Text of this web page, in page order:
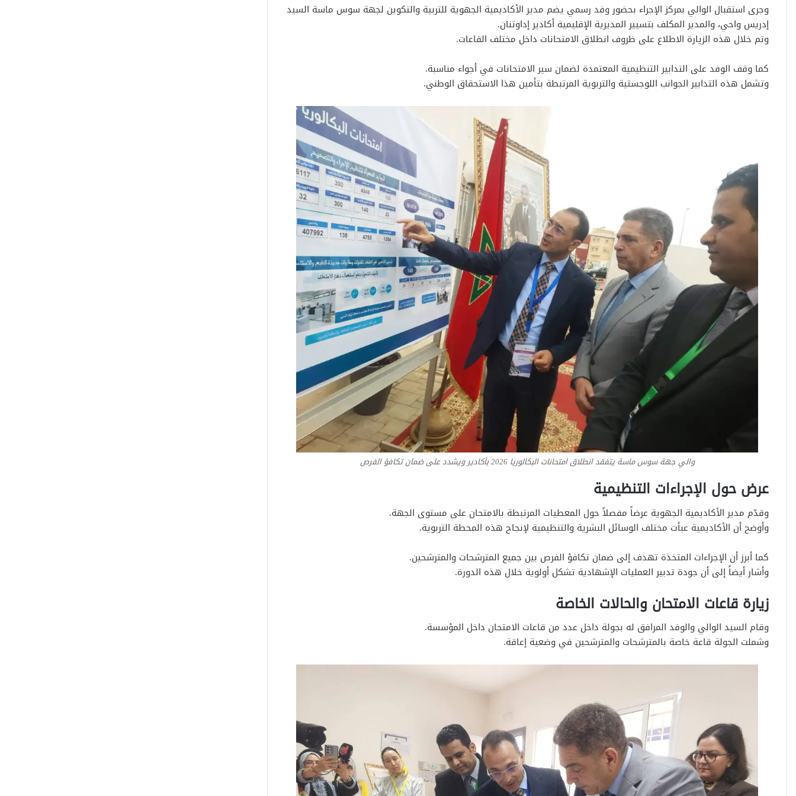
وجرى استقبال الوالي بمركز الإجراء بحضور وفد رسمي يضم مدير الأكاديمية الجهوية للتربية والتكوين لجهة سوس ماسة السيد
إدريس واحي، والمدير المكلف بتسيير المديرية الإقليمية أكادير إداوتنان.
وتم خلال هذه الزيارة الاطلاع على ظروف انطلاق الامتحانات داخل مختلف القاعات.
كما وقف الوفد على التدابير التنظيمية المعتمدة لضمان سير الامتحانات في أجواء مناسبة.
وتشمل هذه التدابير الجوانب اللوجستية والتربوية المرتبطة بتأمين هذا الاستحقاق الوطني.
والي جهة سوس ماسة يتفقد انطلاق امتحانات البكالوريا 2026 بأكادير ويشدد على ضمان تكافؤ الفرص
عرض حول الإجراءات التنظيمية
وقدّم مدير الأكاديمية الجهوية عرضاً مفصلاً حول المعطيات المرتبطة بالامتحان على مستوى الجهة.
وأوضح أن الأكاديمية عبأت مختلف الوسائل البشرية والتنظيمية لإنجاح هذه المحطة التربوية.
كما أبرز أن الإجراءات المتخذة تهدف إلى ضمان تكافؤ الفرص بين جميع المترشحات والمترشحين.
وأشار أيضاً إلى أن جودة تدبير العمليات الإشهادية تشكل أولوية خلال هذه الدورة.
زيارة قاعات الامتحان والحالات الخاصة
وقام السيد الوالي والوفد المرافق له بجولة داخل عدد من قاعات الامتحان داخل المؤسسة.
وشملت الجولة قاعة خاصة بالمترشحات والمترشحين في وضعية إعاقة.